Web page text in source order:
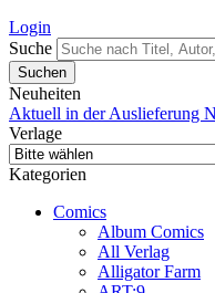
Login
Suche
Neuheiten
Aktuell in der Auslieferung
Verlage
Kategorien
Comics
Album Comics
All Verlag
Alligator Farm